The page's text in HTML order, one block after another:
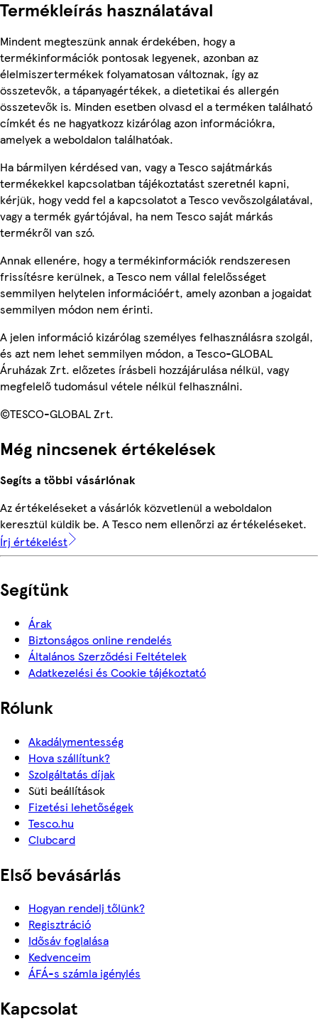
Termékleírás használatával
Mindent megteszünk annak érdekében, hogy a
termékinformációk pontosak legyenek, azonban az
élelmiszertermékek folyamatosan változnak, így az
összetevők, a tápanyagértékek, a dietetikai és allergén
összetevők is. Minden esetben olvasd el a terméken található
címkét és ne hagyatkozz kizárólag azon információkra,
amelyek a weboldalon találhatóak.
Ha bármilyen kérdésed van, vagy a Tesco sajátmárkás
termékekkel kapcsolatban tájékoztatást szeretnél kapni,
kérjük, hogy vedd fel a kapcsolatot a Tesco vevőszolgálatával,
vagy a termék gyártójával, ha nem Tesco saját márkás
termékről van szó.
Annak ellenére, hogy a termékinformációk rendszeresen
frissítésre kerülnek, a Tesco nem vállal felelősséget
semmilyen helytelen információért, amely azonban a jogaidat
semmilyen módon nem érinti.
A jelen információ kizárólag személyes felhasználásra szolgál,
és azt nem lehet semmilyen módon, a Tesco-GLOBAL
Áruházak Zrt. előzetes írásbeli hozzájárulása nélkül, vagy
megfelelő tudomásul vétele nélkül felhasználni.
©TESCO-GLOBAL Zrt.
Még nincsenek értékelések
Segíts a többi vásárlónak
Az értékeléseket a vásárlók közvetlenül a weboldalon
keresztül küldik be. A Tesco nem ellenőrzi az értékeléseket.
Írj értékelést
Segítünk
Árak
Biztonságos online rendelés
Általános Szerződési Feltételek
Adatkezelési és Cookie tájékoztató
Rólunk
Akadálymentesség
Hova szállítunk?
Szolgáltatás díjak
Süti beállítások
Fizetési lehetőségek
Tesco.hu
Clubcard
Első bevásárlás
Hogyan rendelj tőlünk?
Regisztráció
Idősáv foglalása
Kedvenceim
ÁFÁ-s számla igénylés
Kapcsolat